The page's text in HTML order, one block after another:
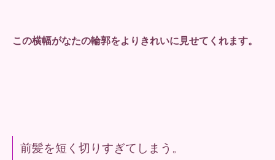
この横幅がなたの輪郭をよりきれいに見せてくれます。
前髪を短く切りすぎてしまう。